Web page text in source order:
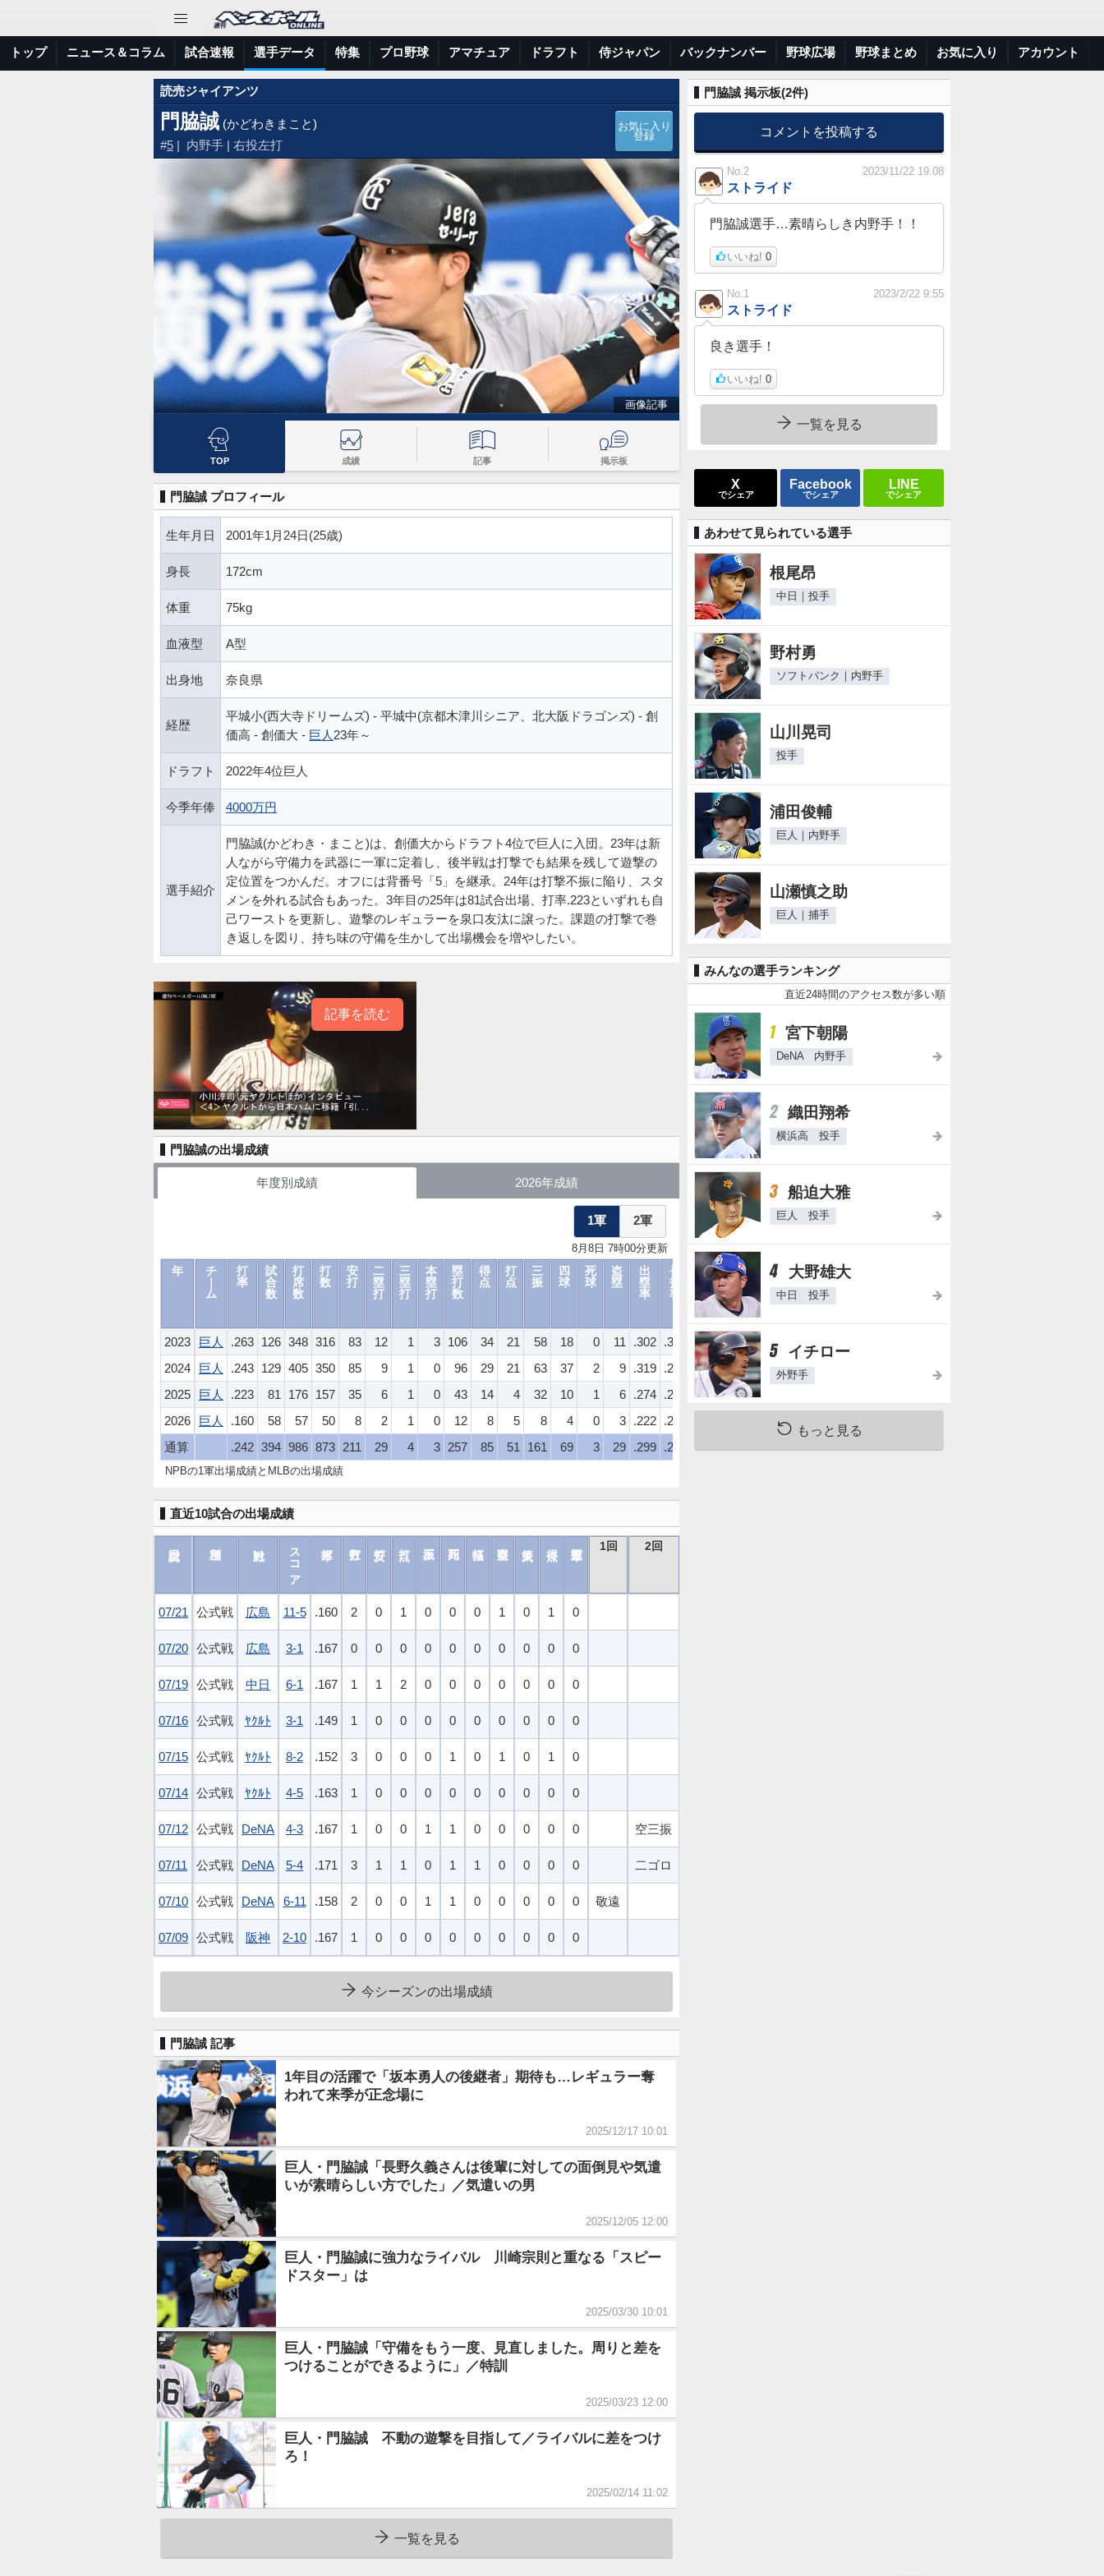
トップ ニュース＆コラム 試合速報 選手データ 特集 プロ野球 アマチュア ドラフト 侍ジャパン バックナンバー 野球広場 野球まとめ お気に入り アカウント
読売ジャイアンツ
門脇誠 (かどわきまこと)
#5 | 内野手 | 右投左打
お気に入り
登録
画像記事
TOP 成績 記事 掲示板
門脇誠 プロフィール
生年月日 2001年1月24日(25歳)
身長 172cm
体重 75kg
血液型 A型
出身地 奈良県
経歴
平城小(西大寺ドリームズ) - 平城中(京都木津川シニア、北大阪ドラゴンズ) - 創
価高 - 創価大 - 巨人 23年～
ドラフト 2022年4位巨人
今季年俸 4000万円
選手紹介
門脇誠(かどわき・まこと)は、創価大からドラフト4位で巨人に入団。23年は新
人ながら守備力を武器に一軍に定着し、後半戦は打撃でも結果を残して遊撃の
定位置をつかんだ。オフには背番号「5」を継承。24年は打撃不振に陥り、スタ
メンを外れる試合もあった。3年目の25年は81試合出場、打率.223といずれも自
己ワーストを更新し、遊撃のレギュラーを泉口友汰に譲った。課題の打撃で巻
き返しを図り、持ち味の守備を生かして出場機会を増やしたい。
記事を読む
門脇誠の出場成績
年度別成績 2026年成績
1軍 2軍
8月8日 7時00分更新
年
2023
2024
2025
2026
通算
チ
ム
打
率
試
合
数
打
席
数
打
数
安
打
二
塁
打
三
塁
打
本
塁
打
塁
打
数
得
点
打
点
三
振
四
球
死
球
盗
塁
出
塁
率
長
打
率
O
P
S
三
振
率
背
号
年
俸
巨人 .263 126 348 316 83 12 1 3 106 34 21 58 18 0 11 .302 .335 .638 .167 35
840
巨人
.243 129 405 350 85 9 1 0 96 29 21 63 37 2 9 .319 .274 .593 .156 5 3100
巨人
.223 81 176 157 35 6 1 0 43 14 4 32 10 1 6 .274 .274 .548 .182
巨人
.160 58 57 50 8 2 1 0 12 8 5 8 4 0 3 .222 .240
4000
.242 394 986 873 211 29 4 3 257 85 51 161 69 3 29 .299 .294 .594
NPBの1軍出場成績とMLBの出場成績
直近10試合の出場成績
07/21
07/20
07/19
07/16
07/15
07/14
07/12
07/11
07/10
07/09
スコア 1回 2回
07/21 公式戦 広島 11-5 .160 2 0 1 0 0 0 1 0 1 0
07/20 公式戦 広島 3-1 .167 0 0 0 0 0 0 0 0 0 0
07/19 公式戦 中日 6-1 .167 1 1 2 0 0 0 0 0 0 0
07/16 公式戦 ﾔｸﾙﾄ 3-1 .149 1 0 0 0 0 0 0 0 0 0
07/15 公式戦 ﾔｸﾙﾄ 8-2 .152 3 0 0 0 1 0 1 0 1 0
07/14 公式戦 ﾔｸﾙﾄ 4-5 .163 1 0 0 0 0 0 0 0 0 0
07/12 公式戦 DeNA 4-3 .167 1 0 0 1 1 0 0 0 0 0 空三振
07/11 公式戦 DeNA 5-4 .171 3 1 1 0 1 1 0 0 0 0 二ゴロ
07/10 公式戦 DeNA 6-11 .158 2 0 0 1 1 0 0 0 0 0 敬遠
07/09 公式戦 阪神 2-10 .167 1 0 0 0 0 0 0 0 0 0
今シーズンの出場成績
門脇誠 記事
1年目の活躍で「坂本勇人の後継者」期待も…レギュラー奪
われて来季が正念場に
2025/12/17 10:01
巨人・門脇誠「長野久義さんは後輩に対しての面倒見や気遣
いが素晴らしい方でした」／気遣いの男
2025/12/05 12:00
巨人・門脇誠に強力なライバル 川崎宗則と重なる「スピー
ドスター」は
2025/03/30 10:01
巨人・門脇誠「守備をもう一度、見直しました。周りと差を
つけることができるように」／特訓
2025/03/23 12:00
巨人・門脇誠 不動の遊撃を目指して／ライバルに差をつけ
ろ！
2025/02/14 11:02
一覧を見る
門脇誠 掲示板(2件)
コメントを投稿する
No.2 2023/11/22 19:08
ストライド
門脇誠選手…素晴らしき内野手！！
いいね! 0
No.1 2023/2/22 9:55
ストライド
良き選手！
いいね! 0
一覧を見る
X
でシェア
Facebook
でシェア
LINE
でシェア
あわせて見られている選手
根尾昂
中日｜投手
野村勇
ソフトバンク｜内野手
山川晃司
投手
浦田俊輔
巨人｜内野手
山瀬慎之助
巨人｜捕手
みんなの選手ランキング
直近24時間のアクセス数が多い順
1 宮下朝陽
DeNA 内野手
2 織田翔希
横浜高 投手
3 船迫大雅
巨人 投手
4 大野雄大
中日 投手
5 イチロー
外野手
もっと見る